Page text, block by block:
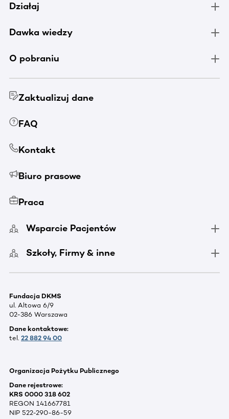
Działaj
Dawka wiedzy
O pobraniu
Zaktualizuj dane
FAQ
Kontakt
Biuro prasowe
Praca
Wsparcie Pacjentów
Szkoły, Firmy & inne
Fundacja DKMS
ul. Altowa 6/9
02-386 Warszawa
Dane kontaktowe:
tel. 22 882 94 00
Organizacja Pożytku Publicznego
Dane rejestrowe:
KRS 0000 318 602
REGON 141667781
NIP 522-290-86-59